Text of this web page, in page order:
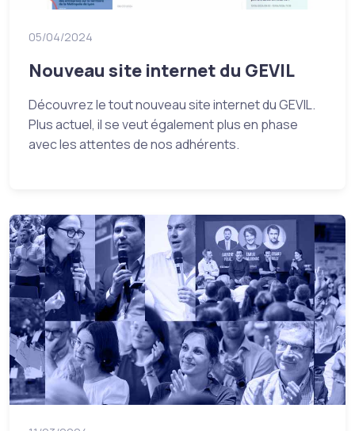
05/04/2024
Nouveau site internet du GEVIL
Découvrez le tout nouveau site internet du GEVIL.
Plus actuel, il se veut également plus en phase
avec les attentes de nos adhérents.